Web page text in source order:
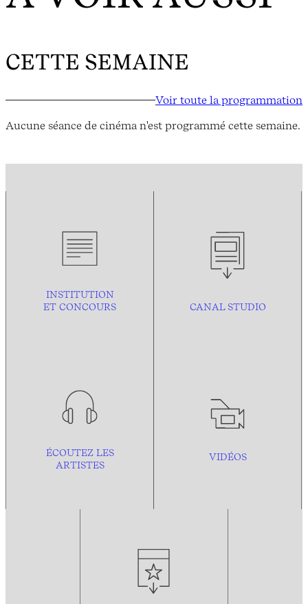
CETTE SEMAINE
Voir toute la programmation
Aucune séance de cinéma n'est programmé cette semaine.
INSTITUTION
ET CONCOURS
CANAL STUDIO
ÉCOUTEZ LES
ARTISTES
VIDÉOS